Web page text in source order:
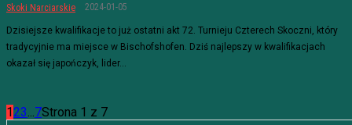
Skoki Narciarskie 2024-01-05
Dzisiejsze kwalifikacje to już ostatni akt 72. Turnieju Czterech Skoczni, który
tradycyjnie ma miejsce w Bischofshofen. Dziś najlepszy w kwalifikacjach
okazał się japończyk, lider...
123 7Strona 1 z 7